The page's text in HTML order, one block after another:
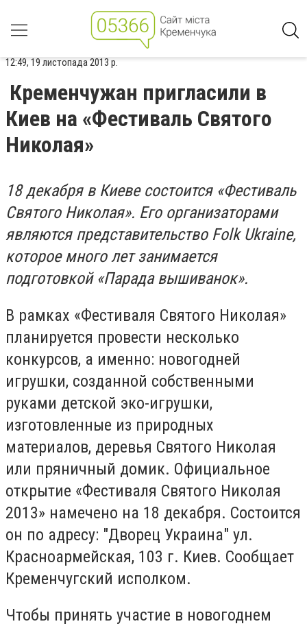
12:49, 19 листопада 2013 р.
Кременчужан пригласили в
Киев на «Фестиваль Святого
Николая»
18 декабря в Киеве состоится «Фестиваль
Святого Николая». Его организаторами
являются представительство Folk Ukraine,
которое много лет занимается
подготовкой «Парада вышиванок».
В рамках «Фестиваля Святого Николая»
планируется провести несколько
конкурсов, а именно: новогодней
игрушки, созданной собственными
руками детской эко-игрушки,
изготовленные из природных
материалов, деревья Святого Николая
или пряничный домик. Официальное
открытие «Фестиваля Святого Николая
2013» намечено на 18 декабря. Состоится
он по адресу: "Дворец Украина" ул.
Красноармейская, 103 г. Киев. Сообщает
Кременчугский исполком.
Чтобы принять участие в новогоднем